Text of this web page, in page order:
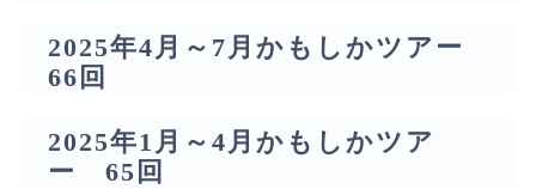
2025年4月～7月かもしかツアー
66回
2025年1月～4月かもしかツア
ー 65回